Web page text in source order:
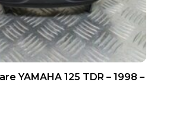
YAMAHA 125 TDR – 1998 –